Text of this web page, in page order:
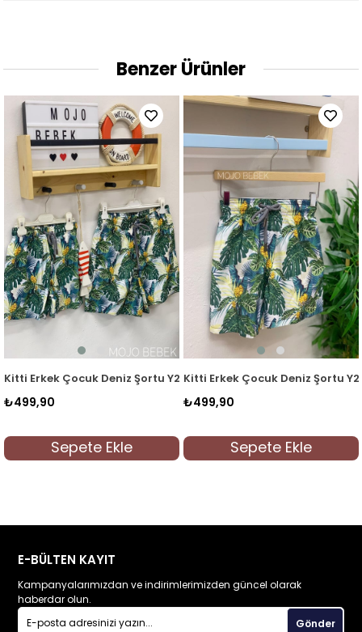
Benzer Ürünler
Sarı
Kitti Erkek Çocuk Deniz Şortu Y2530 Yeşil
₺499,90
Sepete Ekle
Kitti Erkek Çocuk Deniz Şortu
₺499,90
Sepete Ekle
E-BÜLTEN KAYIT
Kampanyalarımızdan ve indirimlerimizden güncel olarak
haberdar olun.
Gönder